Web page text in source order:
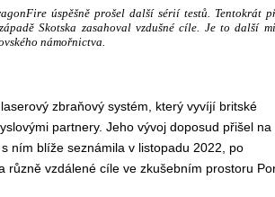
úspěšně prošel další sérií testů. Tentokrát
Skotska zasahoval vzdušné cíle. Je to další
námořnictva.
zbraňový systém, který vyvíjí britské
partnery. Jeho vývoj doposud přišel na
ním blíže seznámila v listopadu 2022, po
různě vzdálené cíle ve zkušebním prostoru